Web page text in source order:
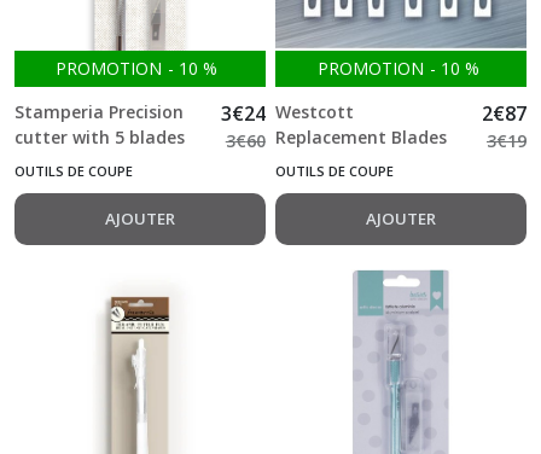
PROMOTION - 10 %
Stamperia Precision
cutter with 5 blades
3€24
3€60
OUTILS DE COUPE
AJOUTER
PROMOTION - 10 %
Westcott
Replacement Blades
Craft Cutter Set (6pcs)
2€87
3€19
OUTILS DE COUPE
AJOUTER